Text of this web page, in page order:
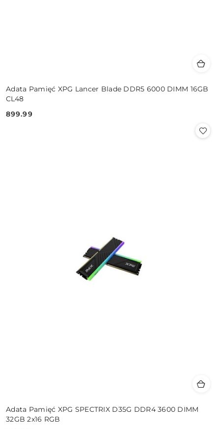
Adata Pamięć XPG Lancer Blade DDR5 6000 DIMM 16GB
CL48
Cena:
899.99
Adata Pamięć XPG SPECTRIX D35G DDR4 3600 DIMM
32GB 2x16 RGB